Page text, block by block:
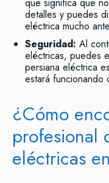
que significa que
detalles y puedes
eléctrica mucho
Seguridad: Al
eléctricas, puedes
persiana eléctrica
estará funcionando
¿Cómo
profesional
eléctricas